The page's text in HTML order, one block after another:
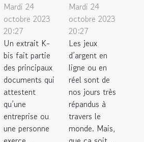
Mardi 24
octobre 2023
20:27
Un extrait K-
bis fait partie
des principaux
documents qui
attestent
qu’une
entreprise ou
une personne
Mardi 24
octobre 2023
20:27
Les jeux
d’argent en
ligne ou en
réel sont de
nos jours très
répandus à
travers le
monde. Mais,